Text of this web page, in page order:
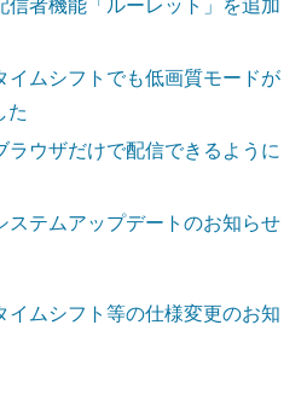
信者機能「ルーレット」を追加
イムシフトでも低画質モードが
た
ラウザだけで配信できるように
ステムアップデートのお知らせ
イムシフト等の仕様変更のお知